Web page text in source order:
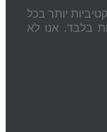
יותר בכל
בלבד. אנו לא